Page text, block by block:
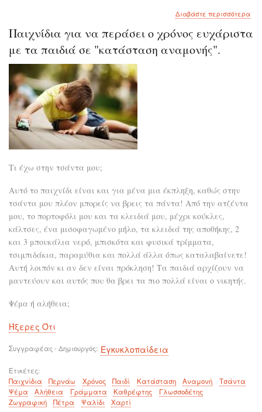
Διαβάστε περισσότεραγια
Οι
Παιχνίδια για να περάσει ο χρόνος ευχάριστα
με τα παιδιά σε "κατάσταση αναμονής".
Τι έχω στην τσάντα μου;
Αυτό το παιχνίδι είναι και για μένα μια έκπληξη, καθώς στην
τσάντα μου πλέον μπορείς να βρεις τα πάντα! Από την ατζέντα
μου, το πορτοφόλι μου και τα κλειδιά μου, μέχρι κούκλες,
κάλτσες, ένα μισοφαγωμένο μήλο, τα κλειδιά της αποθήκης, 2
και 3 μπουκάλια νερό, μπισκότα και φυσικά τρίμματα,
τσιμπιδάκια, παραμύθια και πολλά άλλα όπως καταλαβαίνετε!
Αυτή λοιπόν κι αν δεν είναι πρόκληση! Τα παιδιά αρχίζουν να
μαντεύουν και αυτός που θα βρει τα πιο πολλά είναι ο νικητής.
Ψέμα ή αλήθεια;
Ήξερες Ότι
Συγγραφέας - Δημιουργός Εγκυκλοπαίδεια
Ετικέτες
Παιχνίδια
Περνάω Χρόνος Παιδί Κατάσταση Αναμονή
Τσάντα
Ψέμα
Αλήθεια Γράμματα Καθρέφτης
Γλωσσοδέτης
Ζωγραφική
Πέτρα Ψαλίδι Χαρτί